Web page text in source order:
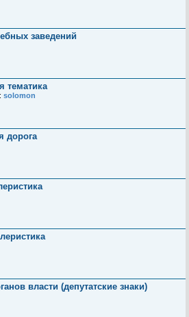
заведений
тематика
solomon
дорога
власти (депутатские знаки)